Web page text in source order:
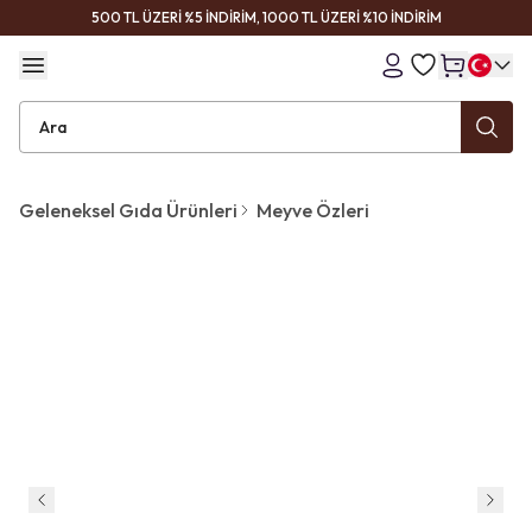
500 TL ÜZERİ %5 İNDİRİM, 1000 TL ÜZERİ %10 İNDİRİM
Geleneksel Gıda Ürünleri Meyve Özleri